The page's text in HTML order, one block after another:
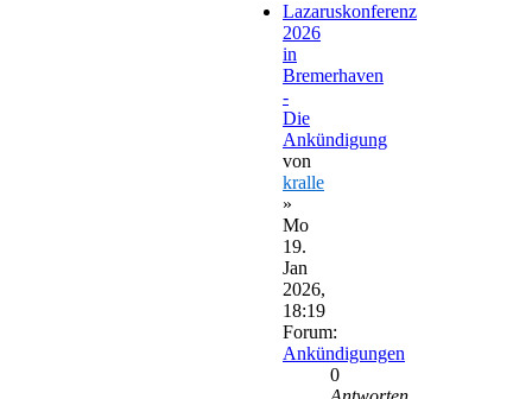
Lazaruskonferenz
2026
in
Bremerhaven
-
Die
Ankündigung
von
kralle
»
Mo
19.
Jan
2026,
18:19
Forum:
Ankündigungen
0